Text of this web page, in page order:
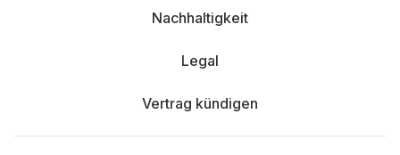
Nachhaltigkeit
Legal
Vertrag kündigen